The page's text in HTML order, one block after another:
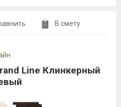
В смету
Line Клинкерный